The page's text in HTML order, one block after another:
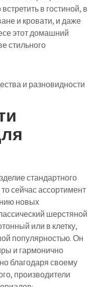
в гостиной, в
и кровати, и даже
этот домашний
стильного
стандартного
сейчас ассортимент
новых
шерстяной
или в клетку,
популярностью. Он
и гармонично
благодаря своему
производители